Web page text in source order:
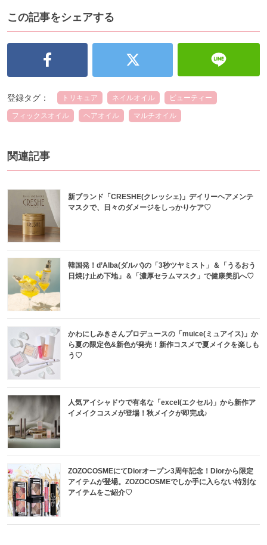
この記事をシェアする
登録タグ： トリキュア ネイルオイル ビューティー
フィックスオイル ヘアオイル マルチオイル
関連記事
新ブランド「CRESHE(クレッシェ)」デイリーヘアメンテ
マスクで、日々のダメージをしっかりケア♡
韓国発！d’Alba(ダルバ)の「3秒ツヤミスト」＆「うるおう
日焼け止め下地」＆「濃厚セラムマスク」で健康美肌へ♡
かわにしみきさんプロデュースの「muice(ミュアイス)」か
ら夏の限定色&新色が発売！新作コスメで夏メイクを楽しも
う♡
人気アイシャドウで有名な「excel(エクセル)」から新作ア
イメイクコスメが登場！秋メイクが即完成♪
ZOZOCOSMEにてDiorオープン3周年記念！Diorから限定
アイテムが登場。ZOZOCOSMEでしか手に入らない特別な
アイテムをご紹介♡